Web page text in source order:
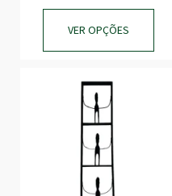
VER OPÇÕES